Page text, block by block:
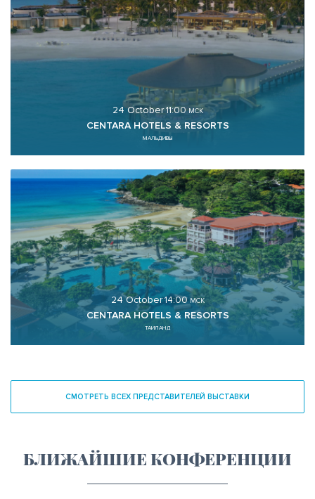
24 October 11:00 МСК
CENTARA HOTELS & RESORTS
МАЛЬДИВЫ
24 October14:00 МСК
CENTARA HOTELS & RESORTS
ТАИЛАНД
СМОТРЕТЬ ВСЕХ ПРЕДСТАВИТЕЛЕЙ ВЫСТАВКИ
БЛИЖАЙШИЕ КОНФЕРЕНЦИИ